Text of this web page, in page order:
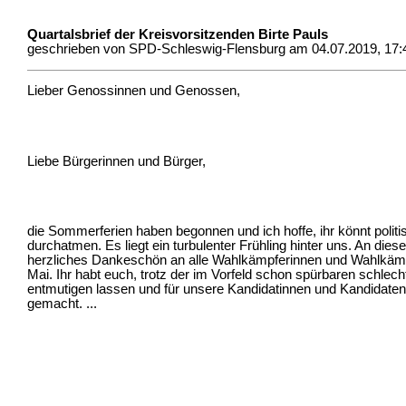
Quartalsbrief der Kreisvorsitzenden Birte Pauls
geschrieben von SPD-Schleswig-Flensburg am 04.07.2019,
Lieber Genossinnen und Genossen,
Liebe Bürgerinnen und Bürger,
die Sommerferien haben begonnen und ich hoffe, ihr könnt
durchatmen. Es liegt ein turbulenter Frühling hinter uns. An
herzliches Dankeschön an alle Wahlkämpferinnen und
Mai. Ihr habt euch, trotz der im Vorfeld schon spürbaren
entmutigen lassen und für unsere Kandidatinnen und
gemacht. ...